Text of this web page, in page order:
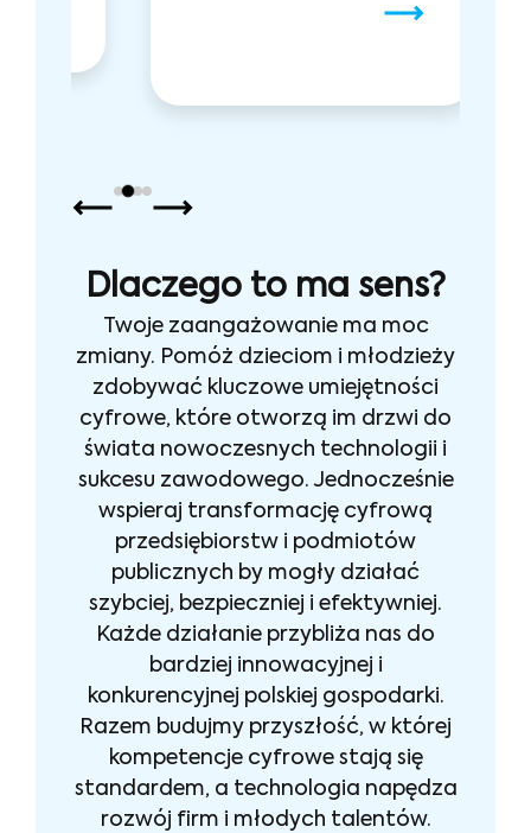
Dlaczego to ma sens?
Twoje zaangażowanie ma moc
zmiany. Pomóż dzieciom i młodzieży
zdobywać kluczowe umiejętności
cyfrowe, które otworzą im drzwi do
świata nowoczesnych technologii i
sukcesu zawodowego. Jednocześnie
wspieraj transformację cyfrową
przedsiębiorstw i podmiotów
publicznych by mogły działać
szybciej, bezpieczniej i efektywniej.
Każde działanie przybliża nas do
bardziej innowacyjnej i
konkurencyjnej polskiej gospodarki.
Razem budujmy przyszłość, w której
kompetencje cyfrowe stają się
standardem, a technologia napędza
rozwój firm i młodych talentów.